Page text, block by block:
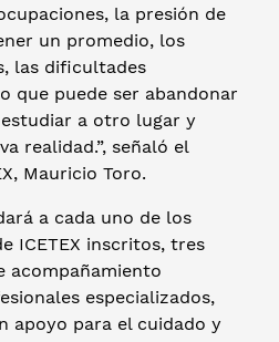
la presión de
un promedio, los
las dificultades
que puede ser abandonar
a otro lugar y
realidad.”, señaló el
Mauricio Toro.
a cada uno de los
ICETEX inscritos, tres
acompañamiento
especializados,
apoyo para el cuidado y